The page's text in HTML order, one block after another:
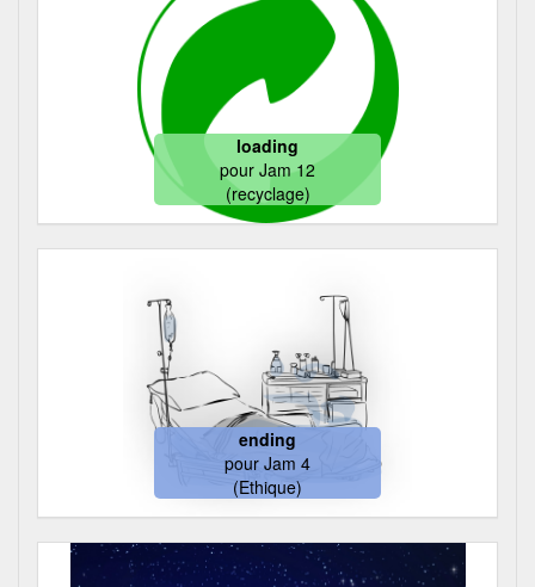
loading
pour Jam 12
(recyclage)
ending
pour Jam 4
(Ethique)